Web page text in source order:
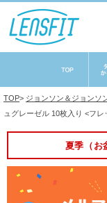
TOP> ジョンソン＆ジョンソ
ュグレーゼル 10枚入り <フ
夏季（お